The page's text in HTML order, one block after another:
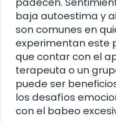
baja autoestima y
son comunes en
experimentan este
que contar con el
terapeuta o un
puede ser
los desafíos
con el babeo